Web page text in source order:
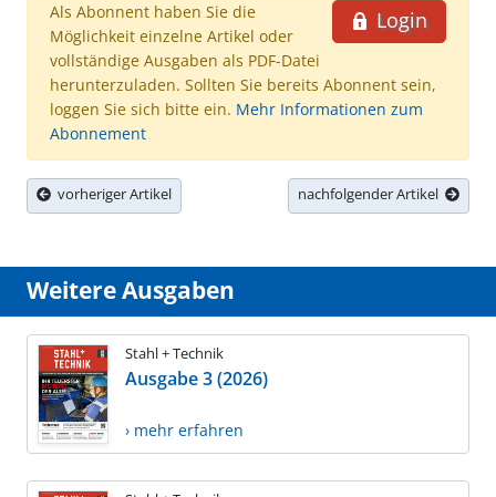
Login
Als Abonnent haben Sie die
Möglichkeit einzelne Artikel oder
vollständige Ausgaben als PDF-Datei
herunterzuladen. Sollten Sie bereits Abonnent sein,
loggen Sie sich bitte ein. Mehr Informationen zum
Abonnement
vorheriger Artikel nachfolgender Artikel
Weitere Ausgaben
Stahl + Technik
Ausgabe 3 (2026)
› mehr erfahren